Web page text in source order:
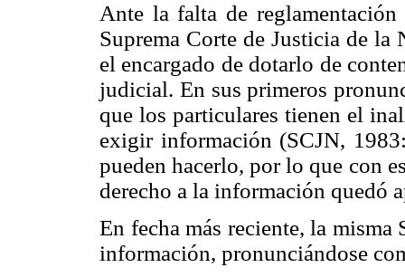
Ante la falta de
Suprema Corte de Justicia de
el encargado de dotarlo de
judicial. En sus primeros
que los particulares tienen el
exigir información (SCJN,
pueden hacerlo, por lo que con
derecho a la información quedó
En fecha más reciente, la
información, pronunciándose